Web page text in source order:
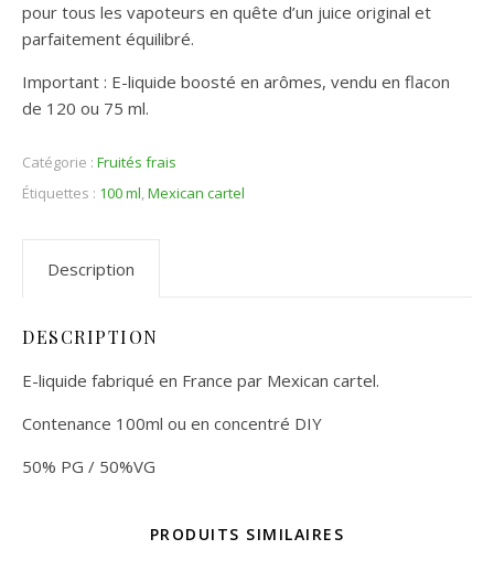
pour tous les vapoteurs en quête d’un juice original et
parfaitement équilibré.
Important : E-liquide boosté en arômes, vendu en flacon
de 120 ou 75 ml.
Catégorie : Fruités frais
Étiquettes : 100 ml,Mexican cartel
Description
DESCRIPTION
E-liquide fabriqué en France par Mexican cartel.
Contenance 100ml ou en concentré DIY
50% PG / 50%VG
PRODUITS SIMILAIRES